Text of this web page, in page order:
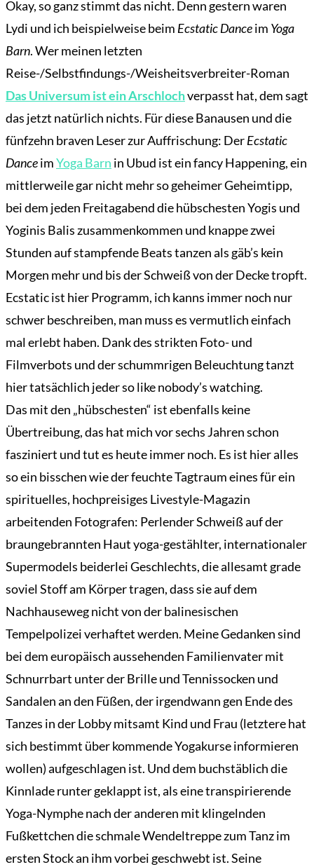
Okay, so ganz stimmt das nicht. Denn gestern waren
Lydi und ich beispielweise beim Ecstatic Danceim Yoga
Barn. Wer meinen letzten
Reise-/Selbstfindungs-/Weisheitsverbreiter-Roman
Das Universum ist ein Arschlochverpasst hat, dem sagt
das jetzt natürlich nichts. Für diese Banausen und die
fünfzehn braven Leser zur Auffrischung: DerEcstatic
DanceimYoga Barn in Ubud ist ein fancy Happening, ein
mittlerweile gar nicht mehr so geheimer Geheimtipp,
bei dem jeden Freitagabend die hübschesten Yogis und
Yoginis Balis zusammenkommen und knappe zwei
Stunden auf stampfende Beats tanzen als gäb’s kein
Morgen mehr und bis der Schweiß von der Decke tropft.
Ecstatic ist hier Programm, ich kanns immer noch nur
schwer beschreiben, man muss es vermutlich einfach
mal erlebt haben. Dank des strikten Foto- und
Filmverbots und der schummrigen Beleuchtung tanzt
hier tatsächlich jeder so like nobody’s watching.
Das mit den „hübschesten“ ist ebenfalls keine
Übertreibung, das hat mich vor sechs Jahren schon
fasziniert und tut es heute immer noch. Es ist hier alles
so ein bisschen wie der feuchte Tagtraum eines für ein
spirituelles, hochpreisiges Livestyle-Magazin
arbeitenden Fotografen: Perlender Schweiß auf der
braungebrannten Haut yoga-gestählter, internationaler
Supermodels beiderlei Geschlechts, die allesamt grade
soviel Stoff am Körper tragen, dass sie auf dem
Nachhauseweg nicht von der balinesischen
Tempelpolizei verhaftet werden. Meine Gedanken sind
bei dem europäisch aussehenden Familienvater mit
Schnurrbart unter der Brille und Tennissocken und
Sandalen an den Füßen, der irgendwann gen Ende des
Tanzes in der Lobby mitsamt Kind und Frau (letztere hat
sich bestimmt über kommende Yogakurse informieren
wollen) aufgeschlagen ist. Und dem buchstäblich die
Kinnlade runter geklappt ist, als eine transpirierende
Yoga-Nymphe nach der anderen mit klingelnden
Fußkettchen die schmale Wendeltreppe zum Tanz im
ersten Stock an ihm vorbei geschwebt ist. Seine